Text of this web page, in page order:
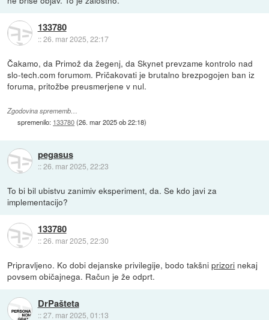
133780
::26. mar 2025, 22:17
Čakamo, da Primož da žegenj, da Skynet prevzame kontrolo nad
slo-tech.com forumom. Pričakovati je brutalno brezpogojen ban iz
foruma, pritožbe preusmerjene v nul.
Zgodovina sprememb…
spremenilo: 133780(26. mar 2025 ob 22:18)
pegasus
::26. mar 2025, 22:23
To bi bil ubistvu zanimiv eksperiment, da. Se kdo javi za
implementacijo?
133780
::26. mar 2025, 22:30
Pripravljeno. Ko dobi dejanske privilegije, bodo takšniprizori nekaj
povsem običajnega. Račun je že odprt.
DrPašteta
::27. mar 2025, 01:13